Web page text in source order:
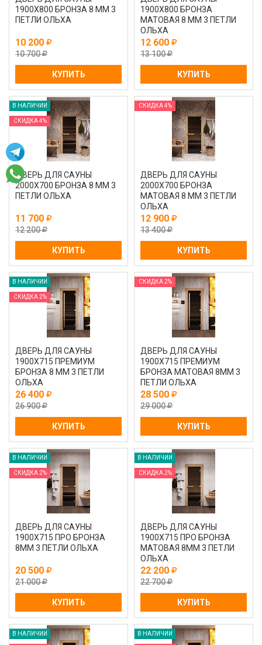
1900Х800 БРОНЗА 8 ММ 3
ПЕТЛИ ОЛЬХА
10 200
10 700
КУПИТЬ
1900Х800 БРОНЗА
МАТОВАЯ 8 ММ 3 ПЕТЛИ
ОЛЬХА
12 600
13 100
КУПИТЬ
В НАЛИЧИИ
СКИДКА 4%
ДВЕРЬ ДЛЯ САУНЫ
2000Х700 БРОНЗА 8 ММ 3
ПЕТЛИ ОЛЬХА
11 700
12 200
КУПИТЬ
СКИДКА 4%
ДВЕРЬ ДЛЯ САУНЫ
2000Х700 БРОНЗА
МАТОВАЯ 8 ММ 3 ПЕТЛИ
ОЛЬХА
12 900
13 400
КУПИТЬ
В НАЛИЧИИ
СКИДКА 2%
ДВЕРЬ ДЛЯ САУНЫ
1900Х715 ПРЕМИУМ
БРОНЗА 8 ММ 3 ПЕТЛИ
ОЛЬХА
26 400
26 900
КУПИТЬ
СКИДКА 2%
ДВЕРЬ ДЛЯ САУНЫ
1900Х715 ПРЕМИУМ
БРОНЗА МАТОВАЯ 8ММ 3
ПЕТЛИ ОЛЬХА
28 500
29 000
КУПИТЬ
В НАЛИЧИИ
СКИДКА 2%
ДВЕРЬ ДЛЯ САУНЫ
1900Х715 ПРО БРОНЗА
8ММ 3 ПЕТЛИ ОЛЬХА
20 500
21 000
КУПИТЬ
В НАЛИЧИИ
СКИДКА 2%
ДВЕРЬ ДЛЯ САУНЫ
1900Х715 ПРО БРОНЗА
МАТОВАЯ 8ММ 3 ПЕТЛИ
ОЛЬХА
22 200
22 700
КУПИТЬ
В НАЛИЧИИ В НАЛИЧИИ